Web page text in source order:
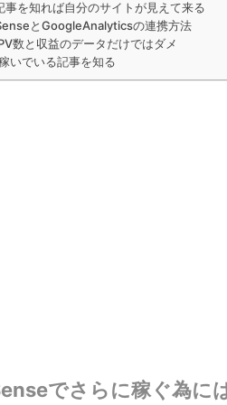
事を知れば自分のサイトが見えて来る
とGoogleAnalyticsの連携方法
数と収益のデータだけではダメ
いでいる記事を知る
でさらに稼ぐ為に